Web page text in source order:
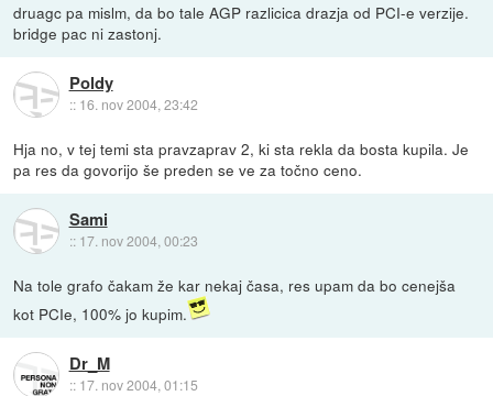
druagc pa mislm, da bo tale AGP razlicica drazja od PCI-e verzije.
bridge pac ni zastonj.
Poldy
:: 16. nov 2004, 23:42
Hja no, v tej temi sta pravzaprav 2, ki sta rekla da bosta kupila. Je
pa res da govorijo še preden se ve za točno ceno.
Sami
:: 17. nov 2004, 00:23
Na tole grafo čakam že kar nekaj časa, res upam da bo cenejša
kot PCIe, 100% jo kupim.
Dr_M
:: 17. nov 2004, 01:15